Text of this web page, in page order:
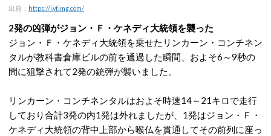
出典： https://i.ytimg.com/
2発の凶弾がジョン・Ｆ・ケネディ大統領を襲った
ジョン・Ｆ・ケネディ大統領を乗せたリンカーン・コンチネン
タルが教科書倉庫ビルの前を通過した瞬間、およそ6～9秒の
間に狙撃されて2発の銃弾が襲いました。
リンカーン・コンチネンタルはおよそ時速14～21キロで走行
しており合計3発の内1発は外れましたが、1発はジョン・Ｆ・
ケネディ大統領の背中上部から喉仏を貫通してその前列に座っ